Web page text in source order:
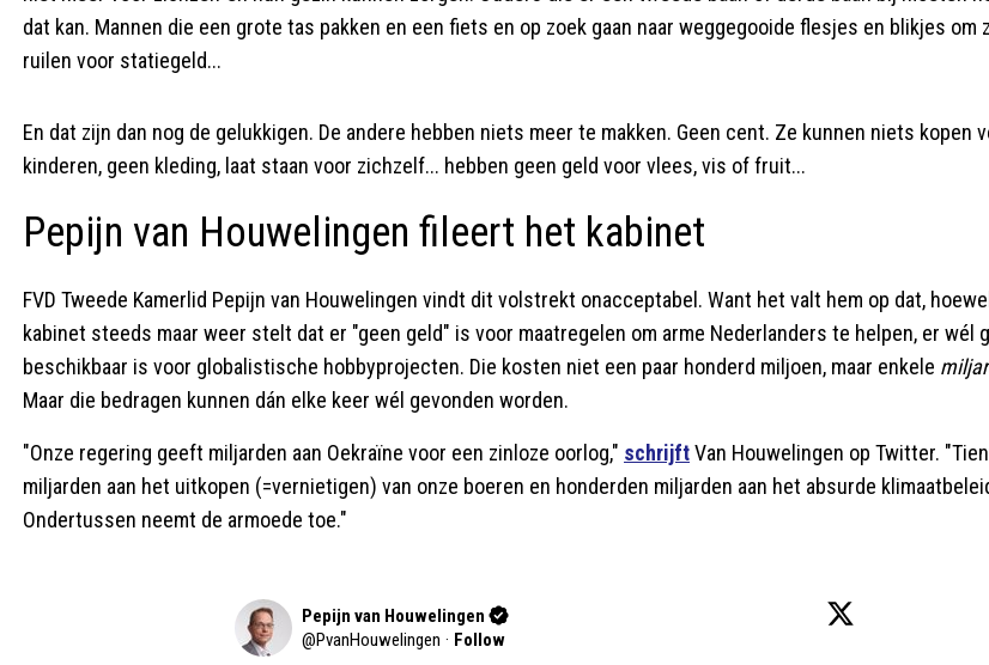
dat kan. Mannen die een grote tas pakken en een fiets en op zoek gaan naar weggegooide flesjes en blikjes om
ruilen voor statiegeld...
En dat zijn dan nog de gelukkigen. De andere hebben niets meer te makken. Geen cent. Ze kunnen niets kopen
kinderen, geen kleding, laat staan voor zichzelf... hebben geen geld voor vlees, vis of fruit...
Pepijn van Houwelingen fileert het kabinet
FVD Tweede Kamerlid Pepijn van Houwelingen vindt dit volstrekt onacceptabel. Want het valt hem op dat,
kabinet steeds maar weer stelt dat er "geen geld" is voor maatregelen om arme Nederlanders te helpen, er wél
beschikbaar is voor globalistische hobbyprojecten. Die kosten niet een paar honderd miljoen, maar enkele
Maar die bedragen kunnen dán elke keer wél gevonden worden.
"Onze regering geeft miljarden aan Oekraïne voor een zinloze oorlog," schrijftVan Houwelingen op Twitter.
miljarden aan het uitkopen (=vernietigen) van onze boeren en honderden miljarden aan het absurde
Ondertussen neemt de armoede toe."
Pepijn van Houwelingen
@PvanHouwelingen · Follow